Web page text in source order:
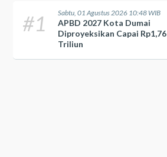
#1 Sabtu, 01 Agustus 2026 10:48 WIB
APBD 2027 Kota Dumai
Diproyeksikan Capai Rp1,76
Triliun